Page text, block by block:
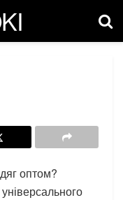
оптом?